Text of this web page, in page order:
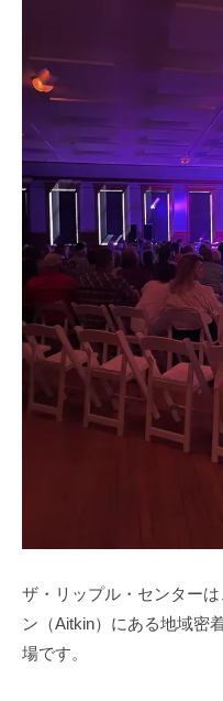
ザ・リップル・センター
ン（Aitkin）にある地域密
場です。